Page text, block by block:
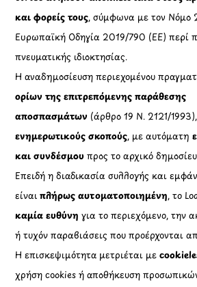
και φορείς τους, σύμφωνα με τον Νόμο
Ευρωπαϊκή Οδηγία 2019/790 (ΕΕ) περί
πνευματικής ιδιοκτησίας.
Η αναδημοσίευση περιεχομένου
ορίων της επιτρεπόμενης παράθεσης
αποσπασμάτων (άρθρο 19 Ν. 2121/1993),
ενημερωτικούς σκοπούς, με αυτόματη
και συνδέσμου προς το αρχικό
Επειδή η διαδικασία συλλογής και
είναιπλήρως αυτοματοποιημένη, το
καμία ευθύνη για το περιεχόμενο, την
ή τυχόν παραβιάσεις που προέρχονται
Η επισκεψιμότητα μετριέται με
χρήση cookies ή αποθήκευση